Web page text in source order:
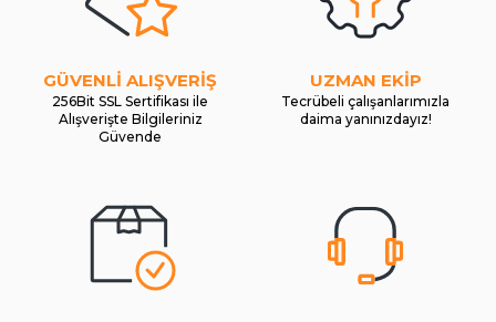
GÜVENLİ ALIŞVERİŞ
256Bit SSL Sertifikası ile
Alışverişte Bilgileriniz
Güvende
UZMAN EKİP
Tecrübeli çalışanlarımızla
daima yanınızdayız!